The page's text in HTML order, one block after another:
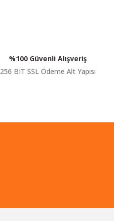
%100 Güvenli Alışveriş
256 BIT SSL Ödeme Alt Yapısı